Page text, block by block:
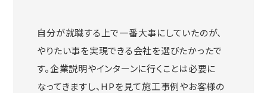
自分が就職する上で一番大事にしていたのが、
やりたい事を実現できる会社を選びたかったで
す。企業説明やインターンに行くことは必要に
なってきますし、HPを見て施工事例やお客様の